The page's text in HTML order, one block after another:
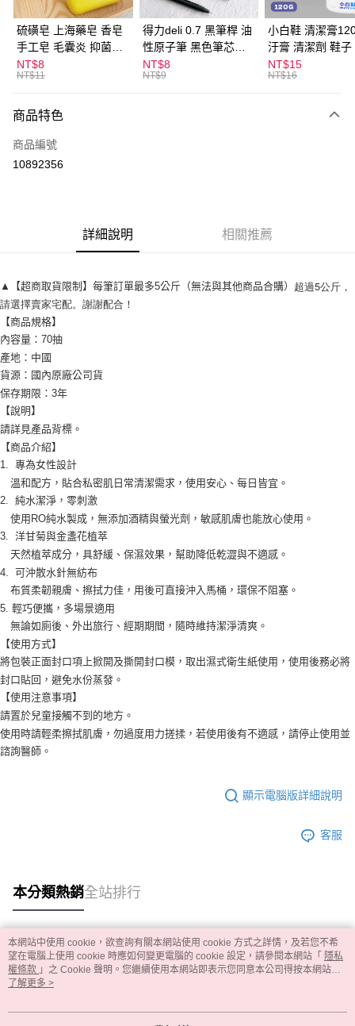
悠遊付
ATM付款
全家取貨付款
每筆NT$60，滿NT$599(含以上)免運費
付款後全家取貨
每筆NT$60，滿NT$599(含以上)免運費
每筆NT$60，滿NT$599(含以上)免運費
宅配
每筆NT$120，滿NT$1,999(含以上)免運費
硫磺皂 上海藥皂 香皂
手工皂 毛囊炎 抑菌除
蟎 清潔護膚 去油去痘
寵物皮膚病 狗狗貓咪
NT$8
NT$11
得力deli 0.7 黑筆桿 油
性原子筆 黑色筆芯
S304
NT$8
NT$9
小白鞋 清潔膏
汙膏 清潔劑 鞋子
漬 白皮鞋 鞋油
NT$15
NT$16
商品特色
商品編號
10892356
詳細說明 相關推薦
▲【超商取貨限制】每筆訂單最多5公斤（無法與其他商品合購） 超過5公斤，
請選擇賣家宅配。謝謝配合！
【商品規格】
內容量：70抽
產地：中國
貨源：國內原廠公司貨
保存期限：3年
【說明】
請詳見產品背標。
【商品介紹】
1. 專為女性設計
溫和配方，貼合私密肌日常清潔需求，使用安心、每日皆宜。
2. 純水潔淨，零刺激
使用RO純水製成，無添加酒精與螢光劑，敏感肌膚也能放心使用。
3. 洋甘菊與金盞花植萃
天然植萃成分，具舒緩、保濕效果，幫助降低乾澀與不適感。
4. 可沖散水針無紡布
布質柔韌親膚、擦拭力佳，用後可直接沖入馬桶，環保不阻塞。
5. 輕巧便攜，多場景適用
無論如廁後、外出旅行、經期期間，隨時維持潔淨清爽。
【使用方式】
將包裝正面封口項上掀開及撕開封口模，取出濕式衛生紙使用，使用後務必將
封口貼回，避免水份蒸發。
【使用注意事項】
請置於兒童接觸不到的地方。
使用時請輕柔擦拭肌膚，勿過度用力搓揉，若使用後有不適感，請停止使用並
諮詢醫師。
顯示電腦版詳細說明
客服
本分類熱銷全站排行
熱門標籤
本網站中使用 cookie，欲查詢有關本網站使用 cookie 方式之詳情，及若您不希
望在電腦上使用 cookie 時應如何變更電腦的 cookie 設定，請參閱本網站「 隱私
權條款 」之 Cookie 聲明。您繼續使用本網站即表示您同意本公司得按本網站使
用條款之 Cookie 聲明使用 cookie。
了解更多 >